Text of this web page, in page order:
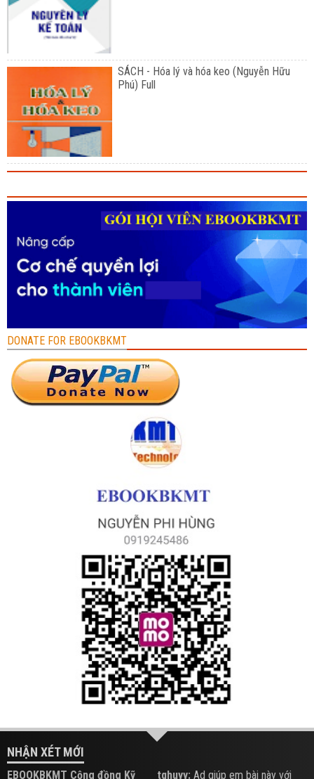
SÁCH - Hóa lý và hóa keo (Nguyễn Hữu
Phú) Full
DONATE FOR EBOOKBKMT
NHẬN XÉT MỚI
EBOOKBKMT Cộng đồng Kỹ tqhuyy: Ad giúp em bài này với